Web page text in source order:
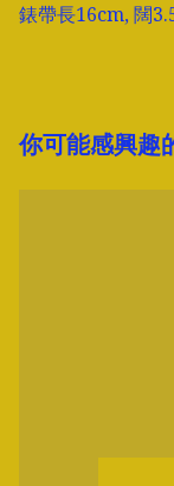
錶帶長16cm, 闊
你可能感興趣